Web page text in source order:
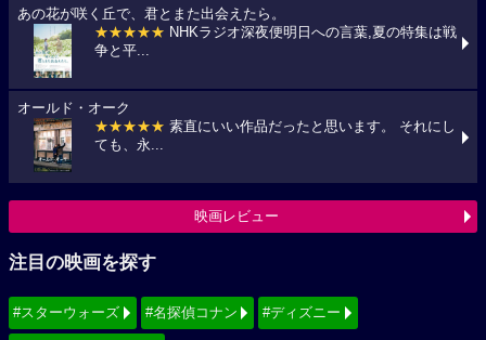
あの花が咲く丘で、君とまた出会えたら。
★★★★★ NHKラジオ深夜便明日への言葉,夏の特集は戦
争と平...
オールド・オーク
★★★★★ 素直にいい作品だったと思います。 それにし
ても、永...
映画レビュー
注目の映画を探す
#スターウォーズ #名探偵コナン #ディズニー